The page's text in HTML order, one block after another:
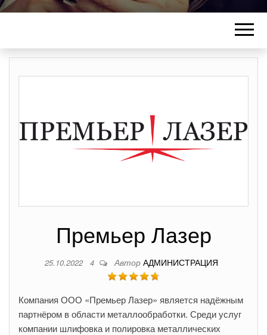
Премьер Лазер
25.10.2022 4 Автор АДМИНИСТРАЦИЯ
Компания ООО «Премьер Лазер» является надёжным
партнёром в области металлообработки. Среди услуг
компании шлифовка и полировка металлических